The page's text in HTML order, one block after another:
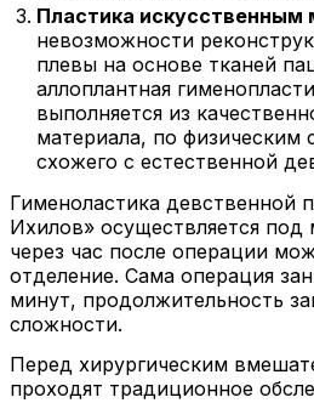
Пластика искусственным
невозможности
плевы на основе тканей
аллоплантная
выполняется из
материала, по физическим
схожего с естественной
Гименоластика девственной
Ихилов» осуществляется под
через час после операции
отделение. Сама операция
минут, продолжительность
сложности.
Перед хирургическим
проходят традиционное